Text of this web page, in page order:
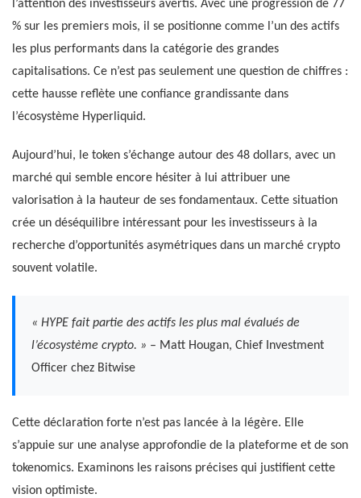
l’attention des investisseurs avertis. Avec une progression de 77
% sur les premiers mois, il se positionne comme l’un des actifs
les plus performants dans la catégorie des grandes
capitalisations. Ce n’est pas seulement une question de chiffres :
cette hausse reflète une confiance grandissante dans
l’écosystème Hyperliquid.
Aujourd’hui, le token s’échange autour des 48 dollars, avec un
marché qui semble encore hésiter à lui attribuer une
valorisation à la hauteur de ses fondamentaux. Cette situation
crée un déséquilibre intéressant pour les investisseurs à la
recherche d’opportunités asymétriques dans un marché crypto
souvent volatile.
« HYPE fait partie des actifs les plus mal évalués de
l’écosystème crypto. » – Matt Hougan, Chief Investment
Officer chez Bitwise
Cette déclaration forte n’est pas lancée à la légère. Elle
s’appuie sur une analyse approfondie de la plateforme et de son
tokenomics. Examinons les raisons précises qui justifient cette
vision optimiste.